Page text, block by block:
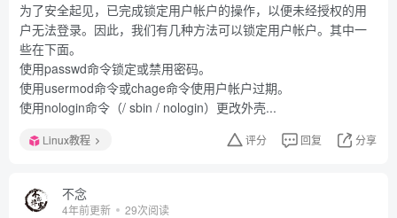
为了安全起见，已完成锁定用户帐户的操作，以便未经授权的用
户无法登录。因此，我们有几种方法可以锁定用户帐户。其中一
些在下面。
使用passwd命令锁定或禁用密码。
使用usermod命令或chage命令使用户帐户过期。
使用nologin命令（/ sbin / nologin）更改外壳...
Linux教程 评分 回复 分享
不念
4年前更新 29次阅读